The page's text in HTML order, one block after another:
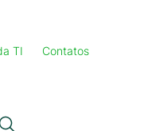
TI Contatos